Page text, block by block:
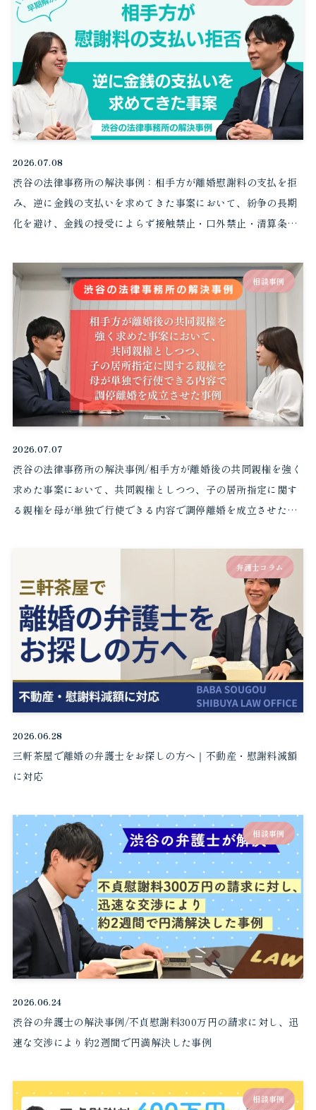
渋谷の法律事務所の解決事例：相手方が離婚慰謝料の支払を拒
み、逆に金銭の支払いを求めてきた事案において、紛争の長期
化を避け、金銭の授受によらず接触禁止・口外禁止・清算条項
例
2026.07.08
相談事例
渋谷の法律事務所の解決事例/相手方が離婚後の共同親権を強く
求めた事案において、共同親権としつつ、子の居所指定に関す
る親権を母が単独で行使できる内容で調停離婚を成立させた事
2026.07.07
弁護士コラム
三軒茶屋で離婚の弁護士をお探しの方へ｜不動産・慰謝料減額
に対応
2026.06.28
相談事例
渋谷の弁護士の解決事例/不貞慰謝料300万円の請求に対し、迅
速な交渉により約2週間で円満解決した事例
2026.06.24
相談事例